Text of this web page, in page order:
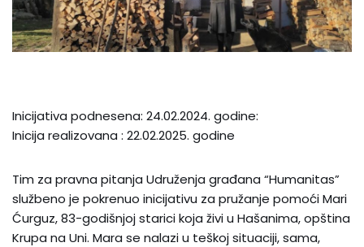
Inicijativa podnesena: 24.02.2024. godine:
Inicija realizovana : 22.02.2025. godine
Tim za pravna pitanja Udruženja građana “Humanitas”
službeno je pokrenuo inicijativu za pružanje pomoći Mari
Ćurguz, 83-godišnjoj starici koja živi u Hašanima, opština
Krupa na Uni. Mara se nalazi u teškoj situaciji, sama,